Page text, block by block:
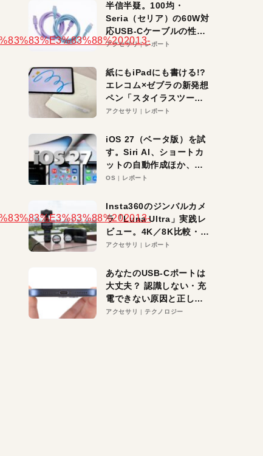
半信半疑。100均・
Seria（セリア）の60W対
応USB-Cケーブルの性能
を検証。超コスパの1本を
アクセサリ レポート
紙にもiPadにも書ける!?
エレコム×ゼブラの新発想
ペン「スタイラスツーウ
ェイ」レビュー。持ち替
アクセサリ レポート
iOS 27（ベータ版）を試
す。Siri AI、ショートカ
ットの自動作成ほか、期
待大の便利機能5選。
る未来はすぐそこ！
OS レポート
Insta360のジンバルカメ
ラ「Luna Ultra」実践レ
ビュー。4K／8K比較・ズ
ーム・夜間撮影をチェッ
アクセサリ レポート
あなたのUSB-Cポートは
大丈夫？ 認識しない・充
電できない原因と正しい
対策
アクセサリ テクノロジー